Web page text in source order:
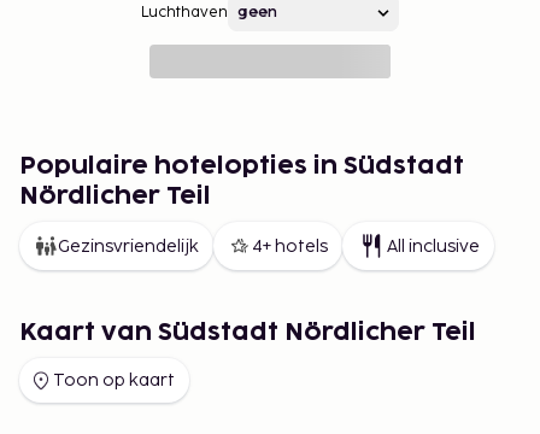
Luchthaven
Populaire hotelopties in Südstadt
Nördlicher Teil
Gezinsvriendelijk 4+ hotels All inclusive
Kaart van Südstadt Nördlicher Teil
Toon op kaart